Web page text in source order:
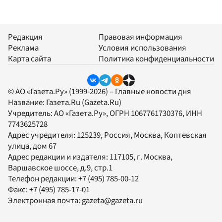
Редакция
Реклама
Карта сайта
Правовая информация
Условия использования
Политика конфиденциальности
© АО «Газета.Ру» (1999-2026) – Главные новости дня
Название: Газета.Ru (Gazeta.Ru)
Учредитель:АО «Газета.Ру», ОГРН 1067761730376, ИНН
7743625728
Адрес учредителя: 125239, Россия, Москва, Коптевская
улица, дом 67
Адрес редакции и издателя: 117105, г. Москва,
Варшавское шоссе, д.9, стр.1
Телефон редакции:+7 (495) 785-00-12
Факс:+7 (495) 785-17-01
Электронная почта:gazeta@gazeta.ru